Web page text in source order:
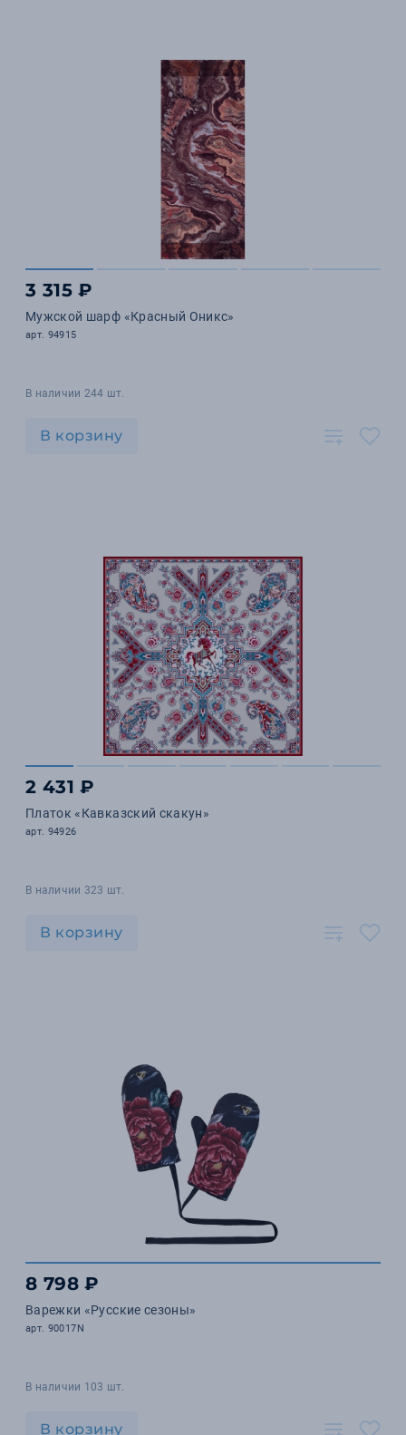
3 315 ₽
Мужской шарф «Красный Оникс»
арт. 94915
В наличии 244 шт.
В корзину
2 431 ₽
Платок «Кавказский скакун»
арт. 94926
В наличии 323 шт.
В корзину
8 798 ₽
Варежки «Русские сезоны»
арт. 90017N
В наличии 103 шт.
В корзину